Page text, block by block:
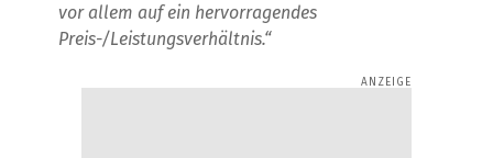
vor allem auf ein hervorragendes
Preis-/Leistungsverhältnis.“